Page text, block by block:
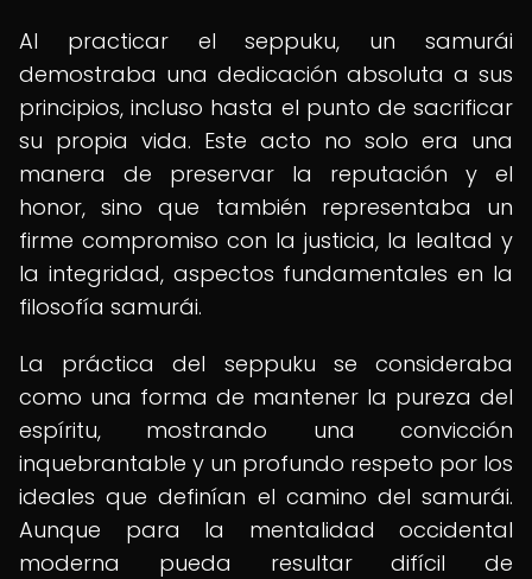
Al practicar el seppuku, un samurái
demostraba una dedicación absoluta a sus
principios, incluso hasta el punto de sacrificar
su propia vida. Este acto no solo era una
manera de preservar la reputación y el
honor, sino que también representaba un
firme compromiso con la justicia, la lealtad y
la integridad, aspectos fundamentales en la
filosofía samurái.
La práctica del seppuku se consideraba
como una forma de mantener la pureza del
espíritu, mostrando una convicción
inquebrantable y un profundo respeto por los
ideales que definían el camino del samurái.
Aunque para la mentalidad occidental
moderna pueda resultar difícil de